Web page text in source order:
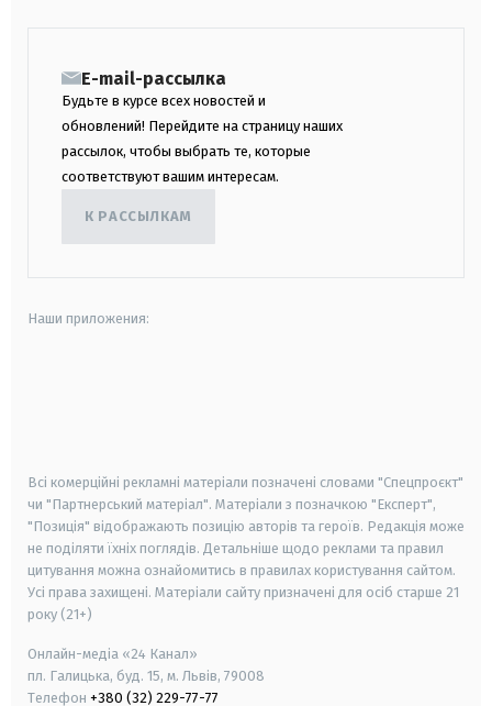
E-mail-рассылка
Будьте в курсе всех новостей и
обновлений! Перейдите на страницу наших
рассылок, чтобы выбрать те, которые
соответствуют вашим интересам.
К РАССЫЛКАМ
Наши приложения:
Всі комерційні рекламні матеріали позначені словами "Спецпроєкт"
чи "Партнерський матеріал". Матеріали з позначкою "Експерт",
"Позиція" відображають позицію авторів та героїв. Редакція може
не поділяти їхніх поглядів. Детальніше щодо реклами та правил
цитування можна ознайомитись в правилах користування сайтом.
Усі права захищені. Матеріали сайту призначені для осіб старше 21
року (21+)
Онлайн-медіа «24 Канал»
пл. Галицька, буд. 15, м. Львів, 79008
Телефон +380 (32) 229-77-77